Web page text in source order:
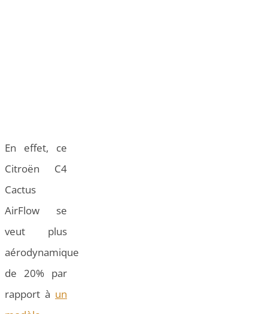
En effet, ce
Citroën C4
Cactus
AirFlow se
veut plus
aérodynamique
de 20% par
rapport à un